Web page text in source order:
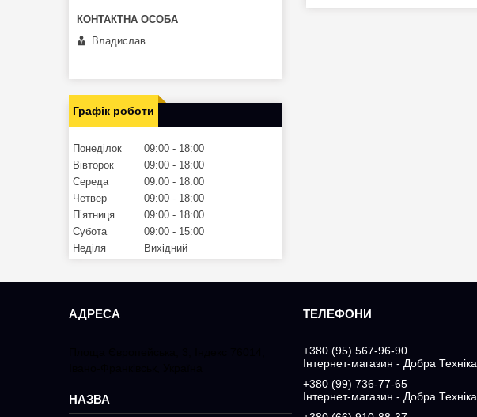
Владислав
Графік роботи
Понеділок 09:00
18:00
Вівторок
09:00
18:00
Середа
09:00
18:00
Четвер
09:00
18:00
Пʼятниця
09:00
18:00
Субота
09:00
15:00
Неділя
Вихідний
+380 (95) 567-96-90
Інтернет-магазин - Добра Техніка
+380 (99) 736-77-65
Інтернет-магазин - Добра Техніка